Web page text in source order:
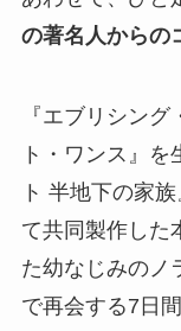
の著名人からの
『エブリシン
ト・ワンス』
ト 半地下の家
て共同製作した
た幼なじみのノ
で再会する7日